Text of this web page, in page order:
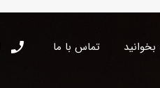
تماس با ما